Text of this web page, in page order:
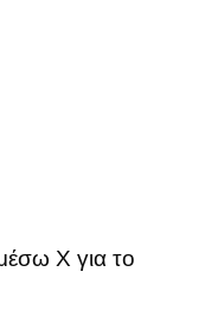
Χ για το